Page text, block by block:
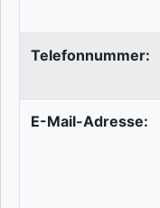
Telefonnummer:
E-Mail-Adresse: